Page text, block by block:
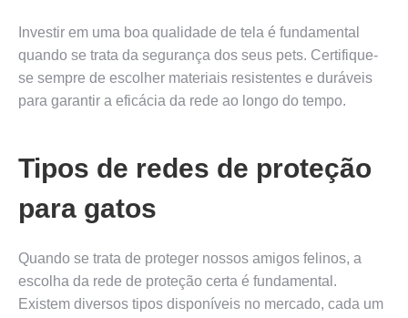
Investir em uma boa qualidade de tela é fundamental
quando se trata da segurança dos seus pets. Certifique-
se sempre de escolher materiais resistentes e duráveis
para garantir a eficácia da rede ao longo do tempo.
Tipos de redes de proteção
para gatos
Quando se trata de proteger nossos amigos felinos, a
escolha da rede de proteção certa é fundamental.
Existem diversos tipos disponíveis no mercado, cada um